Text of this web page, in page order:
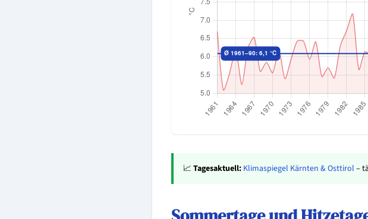
📈 Tagesaktuell: Klimaspiegel Kärnten & Osttirol –